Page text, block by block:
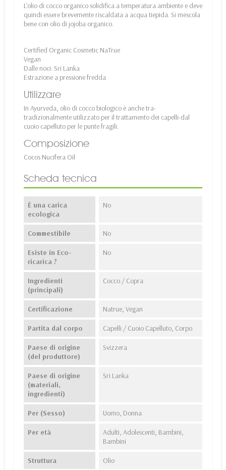
L'olio di cocco organico solidifica a temperatura ambiente e deve
quindi essere brevemente riscaldata a acqua tiepida. Si mescola
bene con olio di jojoba organico.
Certified Organic Cosmetic NaTrue
Vegan
Dalle noci: Sri Lanka
Estrazione a pressione fredda
Utilizzare
In Ayurveda, olio di cocco biologico è anche tra-
tradizionalmente utilizzato per il trattamento dei capelli-dal
cuoio capelluto per le punte fragili.
Composizione
Cocos Nucifera Oil
Scheda tecnica
È una carica
ecologica
No
Commestibile No
Esiste in Eco-
ricarica ?
No
Ingredienti
(principali)
Cocco / Copra
Certificazione Natrue, Vegan
Partita dal corpo Capelli / Cuoio Capelluto, Corpo
Paese di origine
(del produttore)
Svizzera
Paese di origine
(materiali,
ingredienti)
Sri Lanka
Per (Sesso) Uomo, Donna
Per età
Adulti, Adolescenti, Bambini,
Bambini
Struttura Olio